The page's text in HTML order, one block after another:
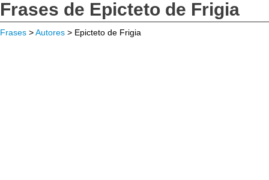
Frases de Epicteto de Frigia
Frases >Autores > Epicteto de Frigia